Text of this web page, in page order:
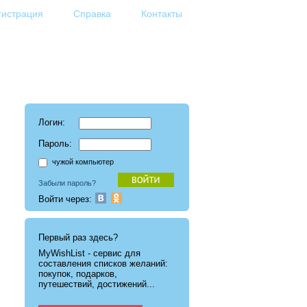
Справка Контакты
Логин:
Пароль:
чужой компьютер
Забыли пароль?
Войти через:
Первый раз здесь?
MyWishList - cервис для
составления списков желаний:
покупок, подарков,
путешествий, достижений...